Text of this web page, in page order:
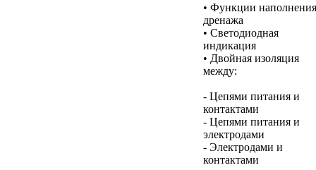
• Функции
дренажа
• Светодиодная
индикация
• Двойная изоляция
между:
- Цепями питания и
контактами
- Цепями питания и
электродами
- Электродами и
контактами